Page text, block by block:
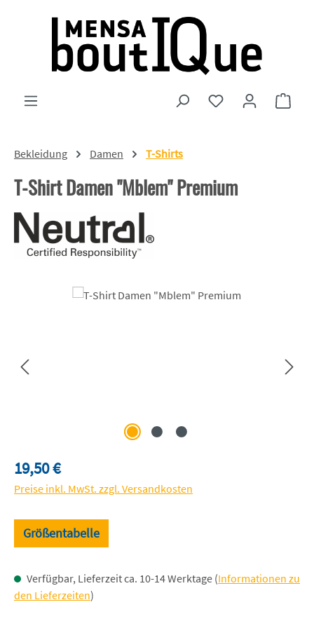
Zum Hauptinhalt springen
Du hast 0
Bekleidung Damen T-Shirts
T-Shirt Damen "Mblem" Premium
Bildergalerie überspringen
Regulärer Preis:
19,50 €
Preise inkl. MwSt. zzgl. Versandkosten
Größentabelle
Verfügbar, Lieferzeit ca. 10-14 Werktage (Informationen zu
den Lieferzeiten)